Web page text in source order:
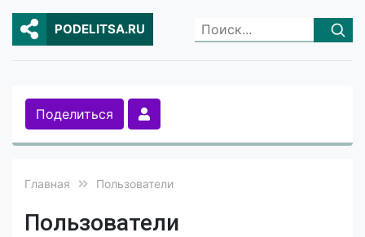
PODELITSA.RU
Поделиться
Главная Пользователи
Пользователи